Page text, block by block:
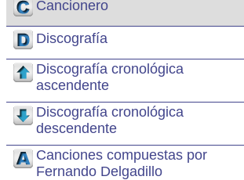
Cancionero
Discografía
Discografía cronológica
ascendente
Discografía cronológica
descendente
Canciones compuestas por
Fernando Delgadillo